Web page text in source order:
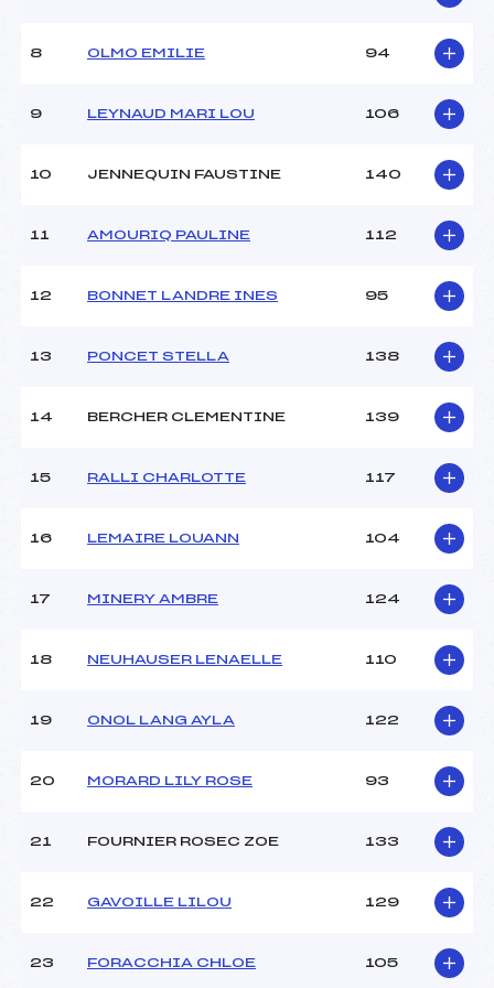
Ouvreurs C :
COUVERT
13H10
ASTRION ALAIN (AP)
Ouvreurs B :
Ouvreurs D :
Température arrivée :
2
U14
8 OLMO EMILIE 94
9 LEYNAUD MARI LOU 106
10 JENNEQUIN FAUSTINE 140
11 AMOURIQ PAULINE 112
12 BONNET LANDRE INES 95
13 PONCET STELLA 138
14 BERCHER CLEMENTINE 139
15 RALLI CHARLOTTE 117
16 LEMAIRE LOUANN 104
17 MINERY AMBRE 124
18 NEUHAUSER LENAELLE 110
19 ONOL LANG AYLA 122
20 MORARD LILY ROSE 93
21 FOURNIER ROSEC ZOE 133
22 GAVOILLE LILOU 129
23 FORACCHIA CHLOE 105